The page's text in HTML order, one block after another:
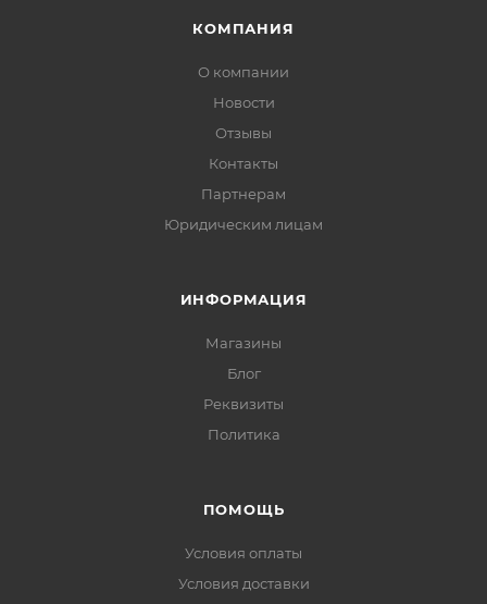
КОМПАНИЯ
О компании
Новости
Отзывы
Контакты
Партнерам
Юридическим лицам
ИНФОРМАЦИЯ
Магазины
Блог
Реквизиты
Политика
ПОМОЩЬ
Условия оплаты
Условия доставки